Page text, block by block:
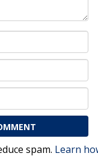
spam. Learn